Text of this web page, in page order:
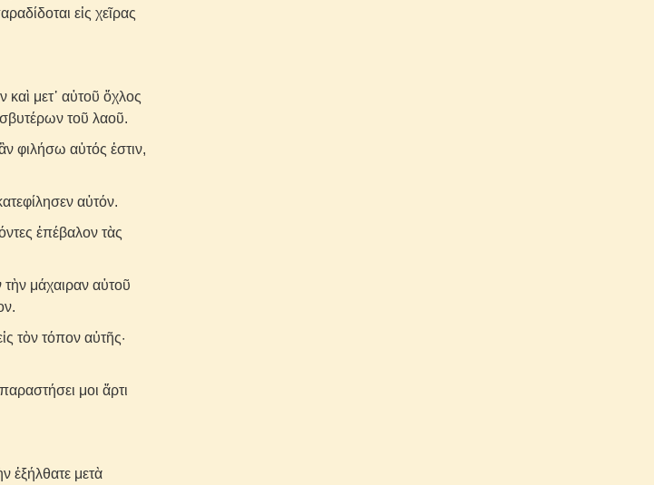
εἰς χεῖρας
καὶ μετ᾽ αὐτοῦ ὄχλος
τοῦ λαοῦ.
φιλήσω αὐτός ἐστιν,
αὐτόν.
ἐπέβαλον τὰς
τὴν μάχαιραν αὐτοῦ
τὸν τόπον αὐτῆς·
μοι ἄρτι
ἐξήλθατε μετὰ